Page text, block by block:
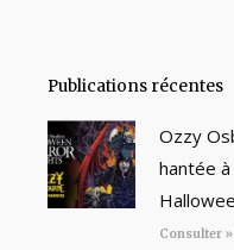
Publications récentes
Ozzy
hantée
Consulter »